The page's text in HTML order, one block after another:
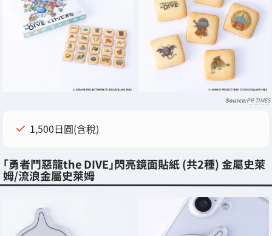
PR TIMES
1,500日圓(含稅)
「勇者鬥惡龍the DIVE」閃亮鏡面貼紙 (共2種) 金屬史萊
姆/流浪金屬史萊姆